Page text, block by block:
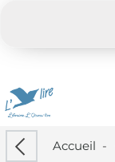
Accueil -